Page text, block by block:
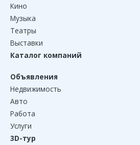
Кино
Музыка
Театры
Выставки
Каталог компаний
Объявления
Недвижимость
Авто
Работа
Услуги
3D-тур